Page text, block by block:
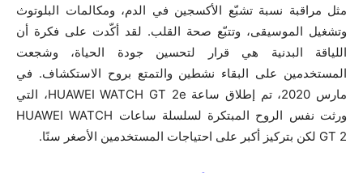
مثل مراقبة نسبة تشبّع الأكسجين في الدم، ومكالمات البلوتوث
وتشغيل الموسيقى، وتتبّع صحة القلب. لقد أكّدت على فكرة أن
اللياقة البدنية هي قرار لتحسين جودة الحياة، وشجعت
المستخدمين على البقاء نشطين والتمتع بروح الاستكشاف. في
مارس 2020، تم إطلاق ساعة HUAWEI WATCH GT 2e، التي
ورثت نفس الروح المبتكرة لسلسلة ساعات HUAWEI WATCH
GT 2 لكن بتركيز أكبر على احتياجات المستخدمين الأصغر سنًا.